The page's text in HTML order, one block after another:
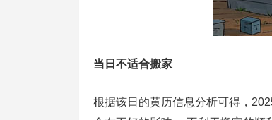
当日不适合搬家
根据该日的黄历信息分析可得，